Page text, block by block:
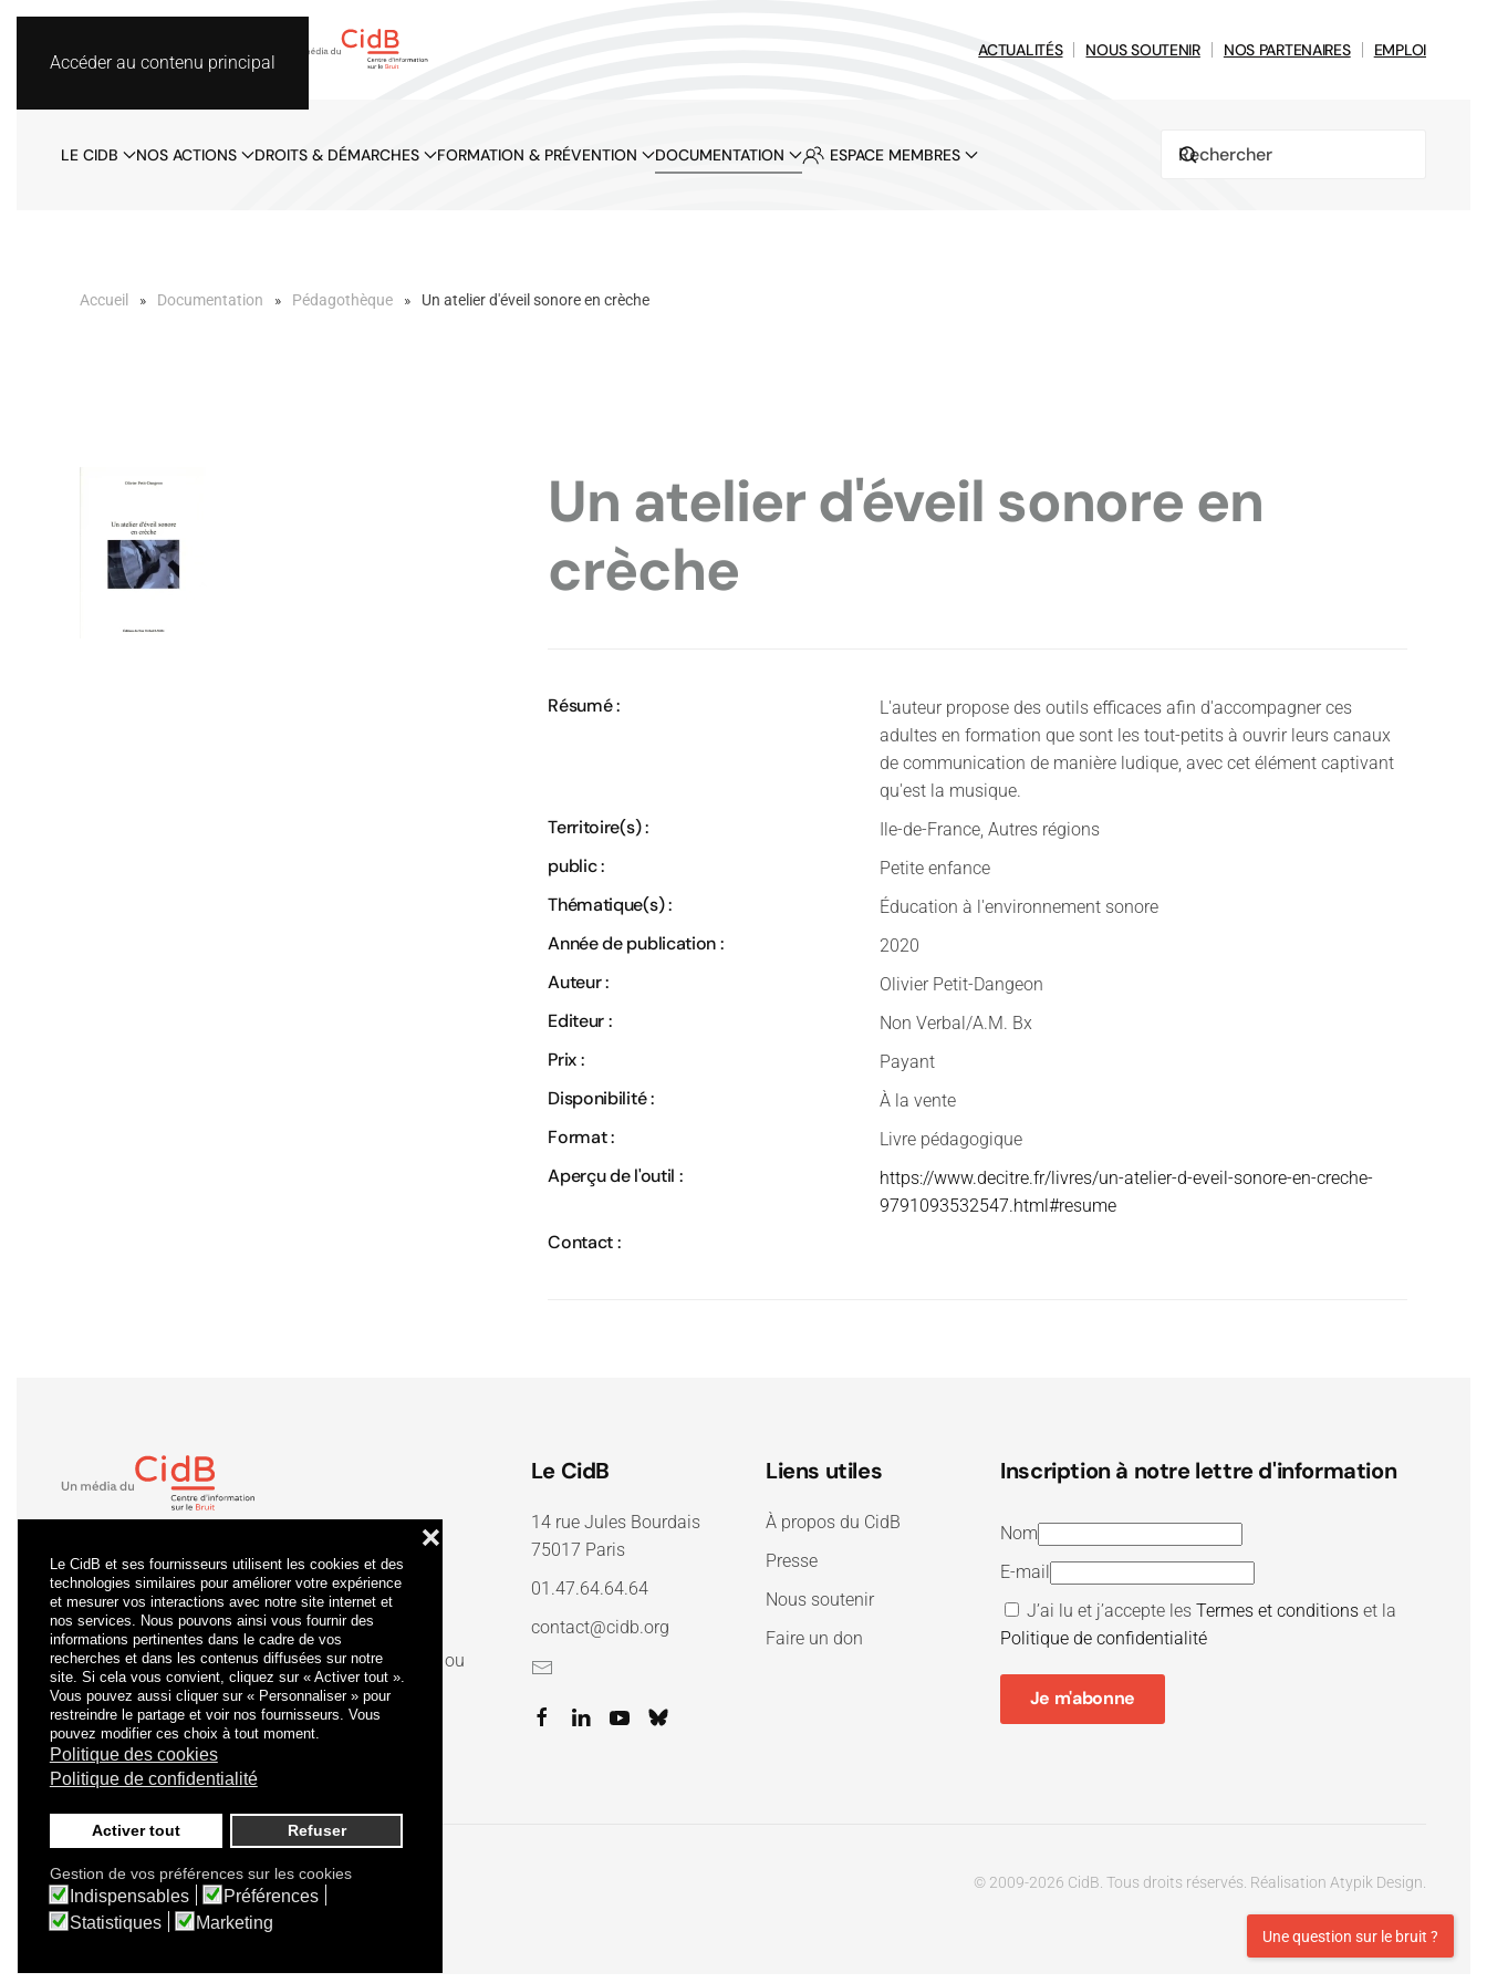
Le CidB et ses fournisseurs utilisent les cookies et des
technologies similaires pour améliorer votre expérience
et mesurer vos interactions avec notre site internet et
nos services. Nous pouvons ainsi vous fournir des
informations pertinentes dans le cadre de vos
recherches et dans les contenus diffusées sur notre
site. Si cela vous convient, cliquez sur « Activer tout ».
Vous pouvez aussi cliquer sur « Personnaliser » pour
restreindre le partage et voir nos fournisseurs. Vous
pouvez modifier ces choix à tout moment.
Politique des cookies
Politique de confidentialité
Activer tout Refuser
❌
Gestion de vos préférences sur les cookies
Indispensables
Préférences
Statistiques
Marketing
Accéder au contenu principal
ACTUALITÉS NOUS SOUTENIR NOS PARTENAIRES EMPLOI
LE CIDB NOS ACTIONS DROITS & DÉMARCHES FORMATION & PRÉVENTION DOCUMENTATION ESPACE MEMBRES
Accueil Documentation Pédagothèque Un atelier d'éveil sonore en crèche
Un atelier d'éveil sonore en
crèche
Résumé :
L'auteur propose des outils efficaces afin d'accompagner ces
adultes en formation que sont les tout-petits à ouvrir leurs canaux
de communication de manière ludique, avec cet élément captivant
qu'est la musique.
Territoire(s) : Ile-de-France, Autres régions
public : Petite enfance
Thématique(s) : Éducation à l'environnement sonore
Année de publication : 2020
Auteur : Olivier Petit-Dangeon
Editeur : Non Verbal/A.M. Bx
Prix : Payant
Disponibilité : À la vente
Format : Livre pédagogique
Aperçu de l'outil :
https://www.decitre.fr/livres/un-atelier-d-eveil-sonore-en-creche-
9791093532547.html#resume
Contact :
Lacertification qualité a été délivrée au titre de la ou
des catégories d'actions suivantes : actions de
formation.
Le CidB
14 rue Jules Bourdais
75017 Paris
01.47.64.64.64
contact@cidb.org
Liens utiles
À propos du CidB
Presse
Nous soutenir
Faire un don
Inscription à notre lettre d'information
Nom
E-mail
J’ai lu et j’accepte lesTermes et conditions et la
Politique de confidentialité
Je m'abonne
Politique de confidentialité Mentions légales © 2009-2026 CidB. Tous droits réservés. Réalisation Atypik Design
Une question sur le bruit ?